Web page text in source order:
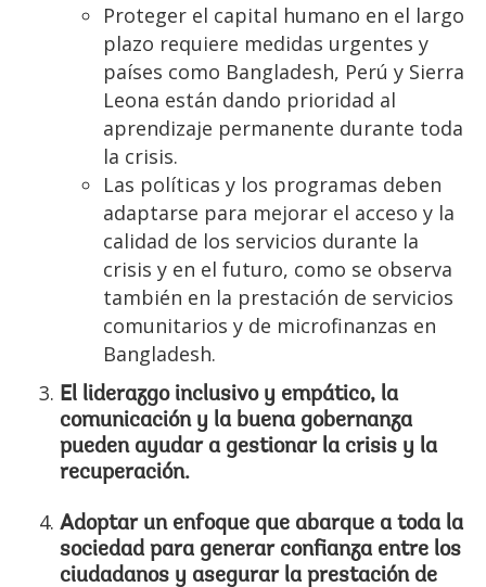
Proteger el capital humano en el largo
plazo requiere medidas urgentes y
países como Bangladesh, Perú y Sierra
Leona están dando prioridad al
aprendizaje permanente durante toda
la crisis.
Las políticas y los programas deben
adaptarse para mejorar el acceso y la
calidad de los servicios durante la
crisis y en el futuro, como se observa
también en la prestación de servicios
comunitarios y de microfinanzas en
Bangladesh.
El liderazgo inclusivo y empático, la
comunicación y la buena gobernanza
pueden ayudar a gestionar la crisis y la
recuperación.
Adoptar un enfoque que abarque a toda la
sociedad para generar confianza entre los
ciudadanos y asegurar la prestación de